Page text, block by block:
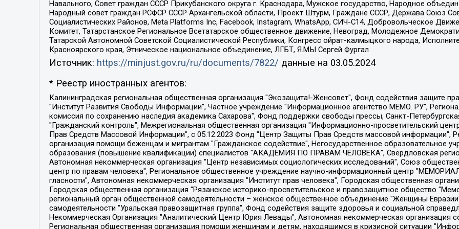
Навального, Совет граждан СССР Прикубанского округа г. Краснодара, Мужское государство, Народное
Народный совет граждан РСФСР СССР Архангельской области, Проект Штурм, Граждане СССР, Держава Союз
Социалистических Районов, Meta Platforms Inc, Facebook, Instagram, WhatsApp, СИЧ-С14, Добровольческое
Комитет, Татарстанское Региональное Всетатарское общественное движение, Невоград, Молодежное
Татарской Автономной Советской Социалистической Республики, Конгресс ойрат-калмыцкого народа,
Красноярского края, Этническое национальное объединение, ЛГБТ, Я.МЫ Сергей Фургал
Источник: https://minjust.gov.ru/ru/documents/7822/ данные на 03.05.2024
* Реестр иностранных агентов:
Калининградская региональная общественная организация "Экозащита!-Женсовет", Фонд содействия защите прав и свобод граждан "Общественный вердикт", Фонд "Институт Развития Свободы Информации", Частное учреждение "Информационное агентство МЕМО. РУ", Региональная общественная организация "Общественная комиссия по сохранению наследия академика Сахарова", Фонд поддержки свободы прессы, Санкт-Петербургская общественная правозащитная организация "Гражданский контроль", Межрегиональная общественная организация "Информационно-просветительский центр "Мемориал", Региональный Фонд "Центр Защиты Прав Средств Массовой Информации", с 05.12.2023 Фонд "Центр Защиты Прав Средств массовой информации", Региональная общественная благотворительная организация помощи беженцам и мигрантам "Гражданское содействие", Негосударственное образовательное учреждение дополнительного профессионального образования (повышение квалификации) специалистов "АКАДЕМИЯ ПО ПРАВАМ ЧЕЛОВЕКА", Свердловская региональная общественная организация "Сутяжник", Автономная некоммерческая организация "Центр независимых социологических исследований", Союз общественных объединений "Российский исследовательский центр по правам человека", Региональное общественное учреждение научно-информационный центр "МЕМОРИАЛ", Некоммерческая организация "Фонд защиты гласности", Автономная некоммерческая организация "Институт прав человека", Городская общественная организация "Екатеринбургское общество "МЕМОРИАЛ", Городская общественная организация "Рязанское историко-просветительское и правозащитное общество "Мемориал" (Рязанский Мемориал), Челябинский региональный орган общественной самодеятельности – женское общественное объединение "Женщины Евразии", Челябинский региональный орган общественной самодеятельности "Уральская правозащитная группа", Фонд содействия защите здоровья и социальной справедливости имени Андрея Рылькова, Автономная Некоммерческая Организация "Аналитический Центр Юрия Левады", Автономная некоммерческая организация социальной поддержки населения "Проект Апрель", Региональная общественная организация помощи женщинам и детям, находящимся в кризисной ситуации "Информационно-методический центр "Анна", Фонд содействия развитию массовых коммуникаций и правовому просвещению "Так-так-Так", Фонд содействия устойчивому развитию "Серебряная тайга", Свердловский региональный общественный фонд социальных проектов "Новое время", "Idel.Реалии", Кавказ.Реалии, Крым.Реалии, Телеканал Настоящее Время, Татаро-башкирская служба Радио Свобода (Azatliq Radiosi), Радио Свободная Европа/Радио Свобода (PCE/PC), "Сибирь.Реалии", "Фактограф", Благотворительный фонд помощи осужденным и их семьям, Автономная некоммерческая организация "Институт глобализации и социальных движений", Фонд "В защиту прав заключенных", Частное учреждение "Центр поддержки и содействия развитию средств массовой информации", Пензенский региональный общественный благотворительный фонд "Гражданский союз", "Север.Реалии", Некоммерческая организация Фонд "Правовая инициатива", Общество с ограниченной ответственностью "Радио Свободная Европа/Радио Свобода", Чешское информационное агентство "MEDIUM-ORIENT", Красноярская региональная общественная организация "Мы против СПИДа", Камалягин Денис Николаевич, Маркелов Сергей Евгеньевич, Пономарев Лев Александрович, Савицкая Людмила Алексеевна, Автономная некоммерческая организация "Центр по работе с проблемой насилия "НАСИЛИЮ.НЕТ", Межрегиональный профессиональный союз работников здравоохранения "Альянс врачей", Юридическое лицо, зарегистрированное в Латвийской Республике, SIA "Medusa Project" (регистрационный номер 40103797863, дата регистрации 10.06.2014), Некоммерческая организация "Фонд по борьбе с коррупцией", Автономная некоммерческая организация "Институт права и публичной политики", Баданин Роман Сергеевич, Гликин Максим Александрович, Железнова Мария Михайловна, Лукьянова Юлия Сергеевна, Маетная Елизавета Витальевна, Маняхин Петр Борисович, Чуракова Ольга Владимировна, Ярош Юлия Петровна, Юридическое лицо "The Insider SIA", зарегистрированное в Риге, Латвийская Республика (дата регистрации 26.06.2015), являющееся администратором доменного имени интернет-издания "The Insider SIA", https://theins.ru, Постернак Алексей Евгеньевич, Рубин Михаил Аркадьевич, Анин Роман Александрович, Юридическое лицо Istories fonds, зарегистрированное в Латвийской Республике (регистрационный номер 50008295751, дата регистрации 24.02.2020), Великовский Дмитрий Александрович, Долинина Ирина Николаевна, Мароховская Алеся Алексеевна, Шлейнов Роман Юрьевич, Шмагун Олеся Валентиновна, Общество с ограниченной ответственностью "Альтаир 2021", Общество с ограниченной ответственностью "Вега 2021", Общество с ограниченной ответственностью "Главный редактор 2021", Общество с ограниченной ответственностью "Ромашки монолит", Важенков Артем Валерьевич, Ивановская областная общественная организация "Центр гендерных исследований", Гурман Юрий Альбертович, Медиапроект "ОВД-Инфо", Егоров Владимир Владимирович, Жилинский Владимир Александрович, Общество с ограниченной ответственностью "ЗП", Иванова София Юрьевна, Карезина Инна Павловна, Кильтау Екатерина Викторовна, Петров Алексей Викторович, Пискунов Сергей Евгеньевич, Смирнов Сергей Сергеевич, Тихонов Михаил Сергеевич, Общество с ограниченной ответственностью "ЖУРНАЛИСТ-ИНОСТРАННЫЙ АГЕНТ", Арапова Галина Юрьевна, Вольтская Татьяна Анатольевна, Американская компания "Mason G.E.S. Anonymous Foundation" (США), являющаяся владельцем интернет-издания https://mnews.world/, Компания "Stichting Bellingcat", зарегистрированная в Нидерландах (дата регистрации 11.07.2018), Захаров Андрей Вячеславович, Клепиковская Екатерина Дмитриевна, Общество с ограниченной ответственностью "МЕМО", Перл Роман Александрович, Симонов Евгений Алексеевич, Соловьева Елена Анатольевна, Сотников Даниил Владимирович, Сурначева Елизавета Дмитриевна, Автономная некоммерческая организация по защите прав человека и информированию населения "Якутия – Наше Мнение", Общество с ограниченной ответственностью "Москоу диджитал медиа", с 26.01.2023 Общество с ограниченной ответственностью "Чайка Белые сады", Ветошкина Валерия Валерьевна, Заговора Максим Александрович, Межрегиональное общественное движение "Российская ЛГБТ - сеть", Оленичев Максим Владимирович, Павлов Иван Юрьевич, Скворцова Елена Сергеевна, Общество с ограниченной ответственностью "Как бы инагент", Кочетков Игорь Викторович, Общество с ограниченной ответственностью "Честные выборы", Еланчик Олег Александрович, Общество с ограниченной ответственностью "Нобелевский призыв", Гималова Регина Эмилевна, Григорьев Андрей Валерьевич, Григорьева Алина Александровна, Ассоциация по содействию защите прав призывников, альтернативнослужащих и военнослужащих "Правозащитная группа